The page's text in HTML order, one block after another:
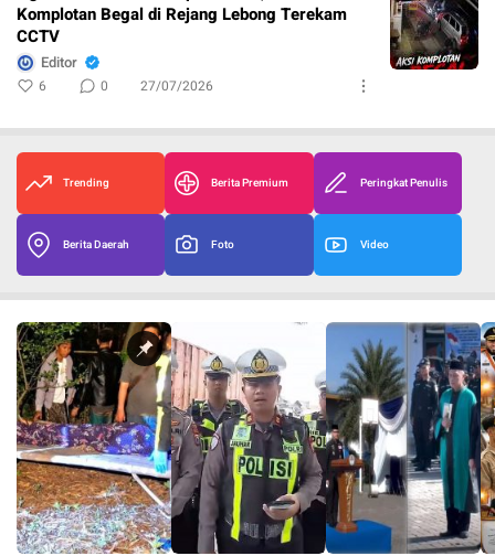
Komplotan Begal di Rejang Lebong Terekam
CCTV
Editor
6 0 27/07/2026
Trending Berita Premium Peringkat Penulis
Berita Daerah Foto Video